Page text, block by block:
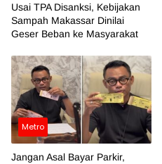
Usai TPA Disanksi, Kebijakan
Sampah Makassar Dinilai
Geser Beban ke Masyarakat
Metro
Jangan Asal Bayar Parkir,